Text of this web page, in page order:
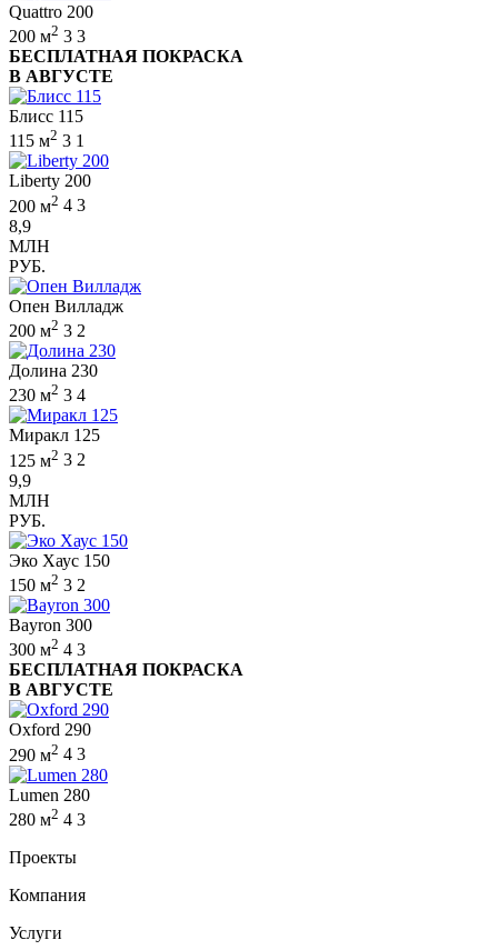
Quattro 200
200 м2 3 3
БЕСПЛАТНАЯ ПОКРАСКА
В АВГУСТЕ
Блисс 115
115 м2 3 1
Liberty 200
200 м2 4 3
8,9
МЛН
РУБ.
Опен Вилладж
200 м2 3 2
Долина 230
230 м2 3 4
Миракл 125
125 м2 3 2
9,9
МЛН
РУБ.
Эко Хаус 150
150 м2 3 2
Bayron 300
300 м2 4 3
БЕСПЛАТНАЯ ПОКРАСКА
В АВГУСТЕ
Oxford 290
290 м2 4 3
Lumen 280
280 м2 4 3
Проекты
Компания
Услуги